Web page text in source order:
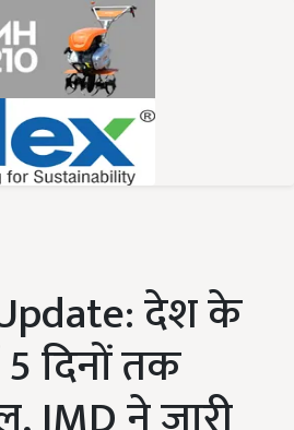
देश के
दिनों तक